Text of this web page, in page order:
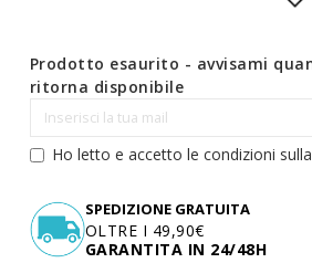
Prodotto esaurito - avvisami
ritorna disponibile
Ho letto e accetto le condizioni sulla
SPEDIZIONE GRATUITA
OLTRE I 49,90€
GARANTITA IN 24/48H